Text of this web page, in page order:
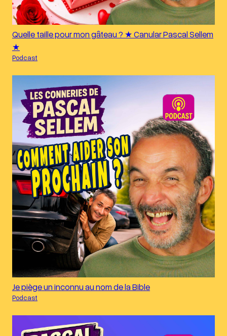
Quelle taille pour mon gâteau ? ★ Canular Pascal Sellem
★
Podcast
Je piège un inconnu au nom de la Bible
Podcast